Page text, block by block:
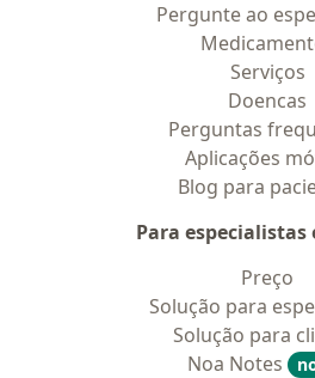
Pergunte ao
Serviços
Doencas
Perguntas
Aplicações
Blog para
Para especialistas
Preço
Solução para
Solução para
Noa Notes